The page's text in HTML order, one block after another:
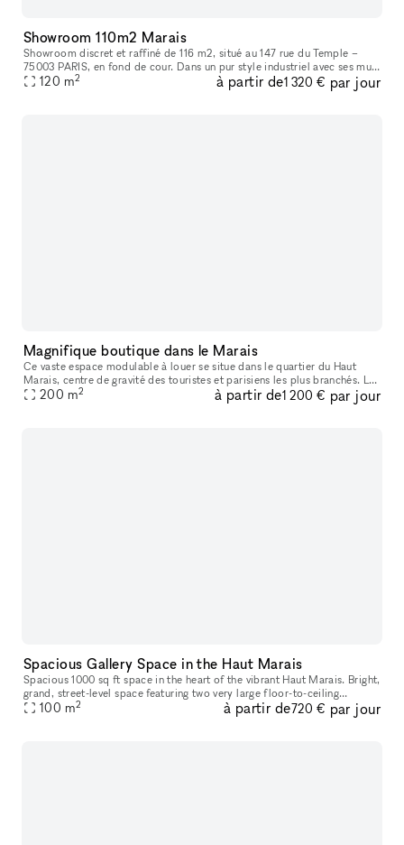
Showroom 110m2 Marais
Showroom discret et raffiné de 116 m2, situé au 147 rue du Temple –
75003 PARIS, en fond de cour. Dans un pur style industriel avec ses murs
blancs et son sol en béton, il bénéficie d’une lumière du
120 m2 à partir de1 320 € par jour
Magnifique boutique dans le Marais
Ce vaste espace modulable à louer se situe dans le quartier du Haut
Marais, centre de gravité des touristes et parisiens les plus branchés. Les
boutiques y sont pointues, les bars et restaurants, con
200 m2 à partir de1 200 € par jour
Spacious Gallery Space in the Haut Marais
Spacious 1000 sq ft space in the heart of the vibrant Haut Marais. Bright,
grand, street-level space featuring two very large floor-to-ceiling
windows that open directly onto the street, offering str
100 m2 à partir de720 € par jour